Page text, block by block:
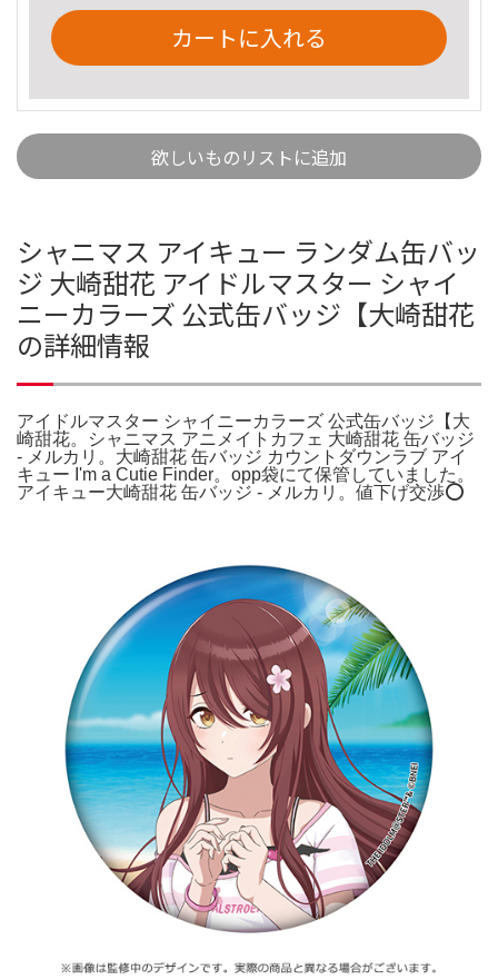
カートに入れる
欲しいものリストに追加
シャニマス アイキュー ランダム缶バッ
ジ 大崎甜花 アイドルマスター シャイ
ニーカラーズ 公式缶バッジ【大崎甜花
の詳細情報
アイドルマスター シャイニーカラーズ 公式缶バッジ【大
崎甜花。シャニマス アニメイトカフェ 大崎甜花 缶バッジ
- メルカリ。大崎甜花 缶バッジ カウントダウンラブ アイ
キュー I'm a Cutie Finder。opp袋にて保管していました。
アイキュー大崎甜花 缶バッジ - メルカリ。値下げ交渉⭕️